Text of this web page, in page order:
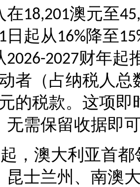
在18,201澳元至
1 日起从 16%降至
2026-2027财年起
者（占纳税人总
的税款。这项即
无需保留收据即
起，澳大利亚首都
昆士兰州、南澳